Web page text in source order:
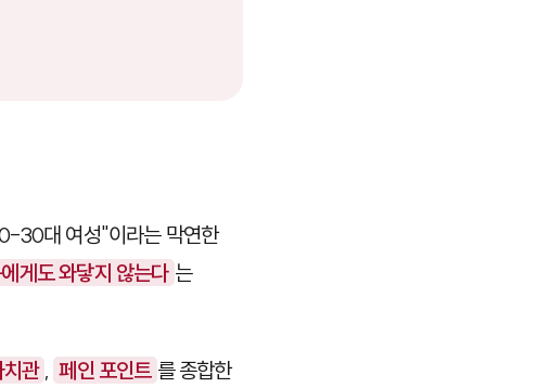
30대 여성"이라는 막연한
게도 와닿지 않는다 는
관 , 페인 포인트 를 종합한